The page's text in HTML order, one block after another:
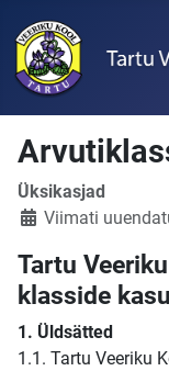
Üksikasjad
Viimati
Tartu
klasside
1. Üldsätted
1.1. Tartu Veeriku